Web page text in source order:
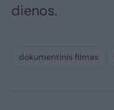
dienos.
dokumentinis filmas